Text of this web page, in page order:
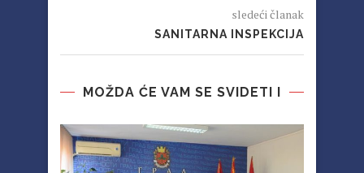
sledeći članak
SANITARNA INSPEKCIJA
MOŽDA ĆE VAM SE SVIDETI I